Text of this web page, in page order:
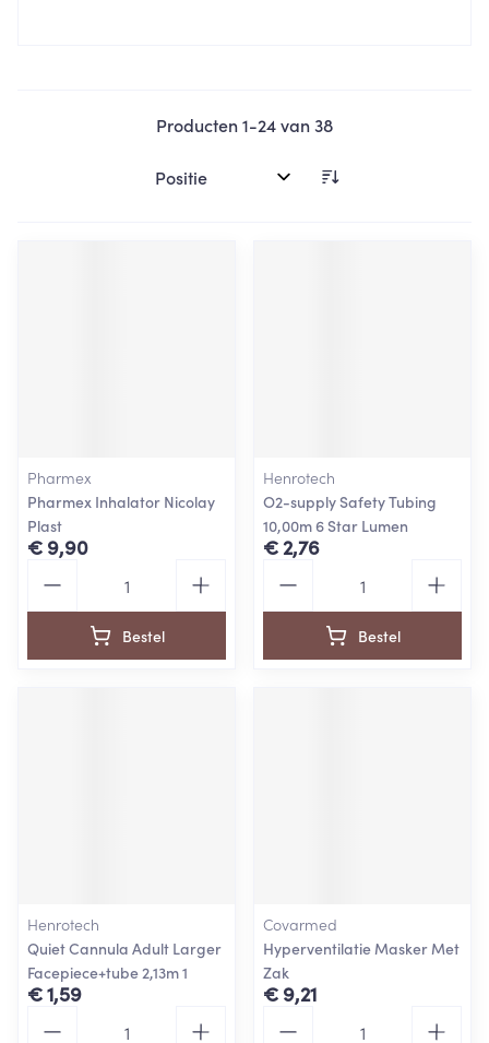
Producten1-24van38
Sorteer op:
Pharmex
Pharmex Inhalator Nicolay
Plast
€ 9,90
Bestel
Henrotech
O2-supply Safety Tubing
10,00m 6 Star Lumen
€ 2,76
Bestel
Henrotech
Quiet Cannula Adult Larger
Facepiece+tube 2,13m 1
€ 1,59
Covarmed
Hyperventilatie Masker Met
Zak
€ 9,21